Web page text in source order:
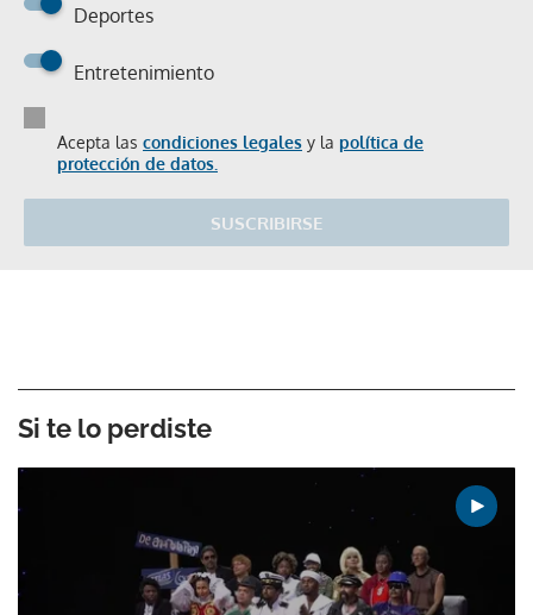
Deportes
Entretenimiento
Acepta las condiciones legales y la política de
protección de datos.
SUSCRIBIRSE
Si te lo perdiste